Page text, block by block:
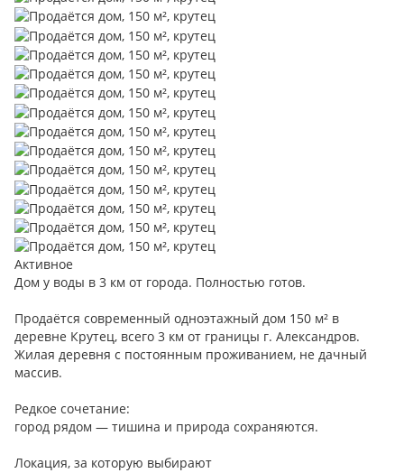
Активное
Дом у воды в 3 км от города. Полностью готов.
Продаётся современный одноэтажный дом 150 м² в
деревне Крутец, всего 3 км от границы г. Александров.
Жилая деревня с постоянным проживанием, не дачный
массив.
Редкое сочетание:
город рядом — тишина и природа сохраняются.
Локация, за которую выбирают